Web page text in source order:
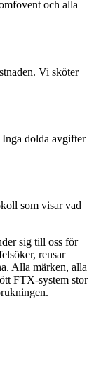
och alla
Vi sköter
dolda avgifter
som visar vad
sig till oss för
rensar
Alla märken, alla
FTX-system stor